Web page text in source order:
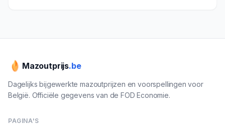
Mazoutprijs.be
Dagelijks bijgewerkte mazoutprijzen en voorspellingen voor
België. Officiële gegevens van de FOD Economie.
PAGINA'S